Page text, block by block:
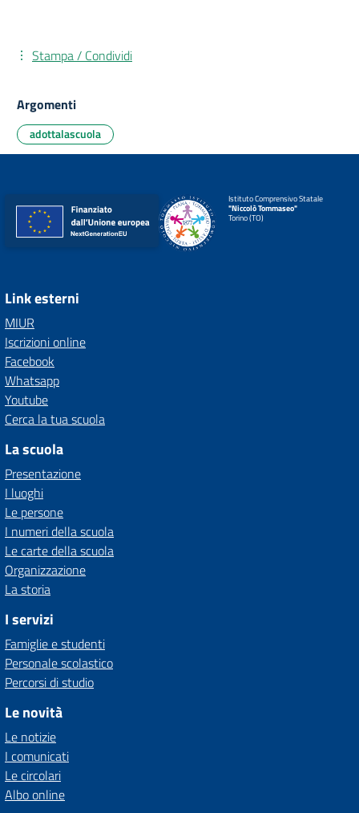
Stampa / Condividi
Argomenti
adottalascuola
Istituto Comprensivo Statale
"Niccolò Tommaseo"
Torino (TO)
Link esterni
MIUR
Iscrizioni online
Facebook
Whatsapp
Youtube
Cerca la tua scuola
La scuola
Presentazione
I luoghi
Le persone
I numeri della scuola
Le carte della scuola
Organizzazione
La storia
I servizi
Famiglie e studenti
Personale scolastico
Percorsi di studio
Le novità
Le notizie
I comunicati
Le circolari
Albo online